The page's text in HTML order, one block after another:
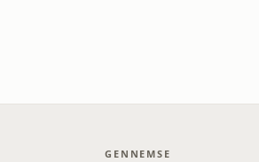
GENNEMSE